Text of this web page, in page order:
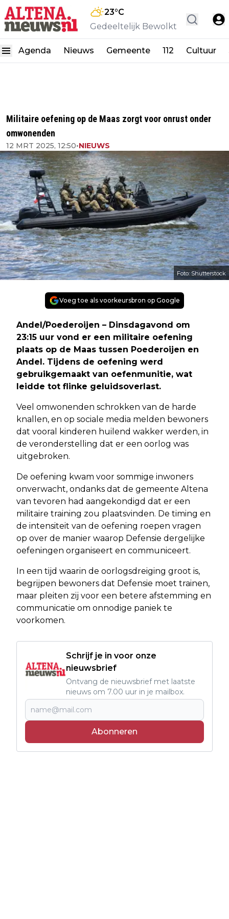
23°C
Gedeeltelijk Bewolkt
Agenda Nieuws Gemeente 112 Cultuur
Militaire oefening op de Maas zorgt voor onrust onder
omwonenden
12 MRT 2025, 12:50•NIEUWS
Foto: Shutterstock
Voeg toe als voorkeursbron op Google
Andel/Poederoijen – Dinsdagavond om
23:15 uur vond er een militaire oefening
plaats op de Maas tussen Poederoijen en
Andel. Tijdens de oefening werd
gebruikgemaakt van oefenmunitie, wat
leidde tot flinke geluidsoverlast.
Veel omwonenden schrokken van de harde
knallen, en op sociale media melden bewoners
dat vooral kinderen huilend wakker werden, in
de veronderstelling dat er een oorlog was
uitgebroken.
De oefening kwam voor sommige inwoners
onverwacht, ondanks dat de gemeente Altena
van tevoren had aangekondigd dat er een
militaire training zou plaatsvinden. De timing en
de intensiteit van de oefening roepen vragen
op over de manier waarop Defensie dergelijke
oefeningen organiseert en communiceert.
In een tijd waarin de oorlogsdreiging groot is,
begrijpen bewoners dat Defensie moet trainen,
maar pleiten zij voor een betere afstemming en
communicatie om onnodige paniek te
voorkomen.
Schrijf je in voor onze
nieuwsbrief
Ontvang de nieuwsbrief met laatste
nieuws om 7.00 uur in je mailbox.
Abonneren